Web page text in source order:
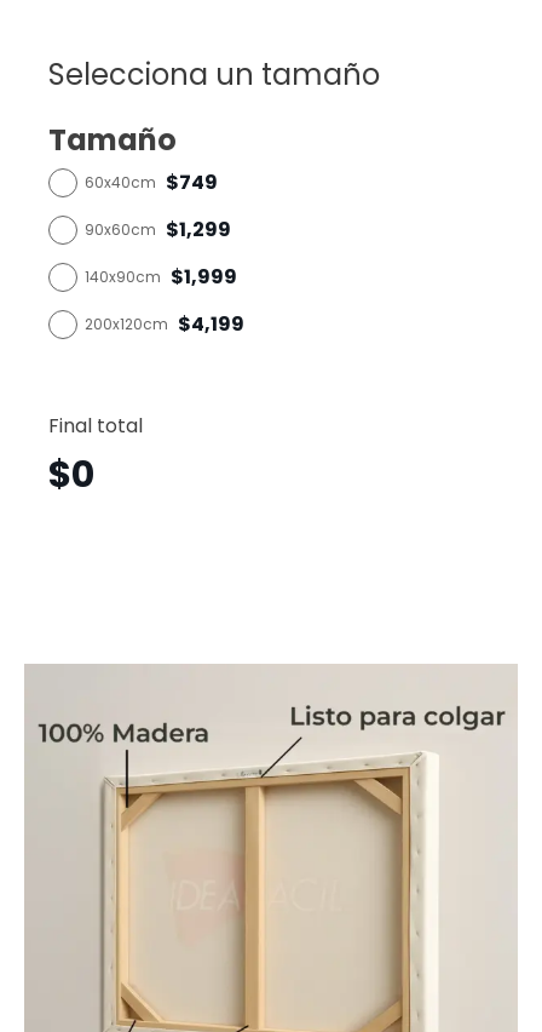
Selecciona un tamaño
Tamaño
60x40cm $749
90x60cm $1,299
140x90cm $1,999
200x120cm $4,199
Final total
$0